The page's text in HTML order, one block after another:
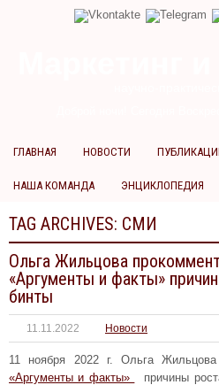
ГЛАВНАЯ НОВОСТИ
НАША КОМАНДА ЭНЦИКЛОПЕДИЯ
TAG ARCHIVES: СМИ
Ольга Жильцова
«Аргументы и факты»
бинты
11.11.2022 Новости
11 ноября 2022 г. Ольга Жильцова
«Аргументы и факты»
причины